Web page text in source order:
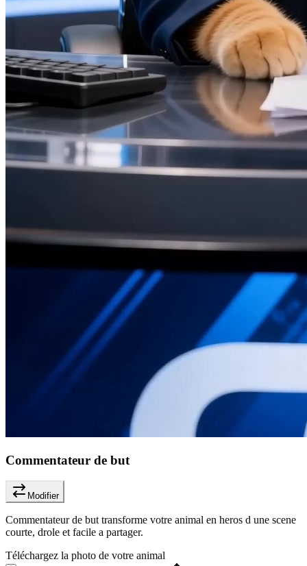
Commentateur de but
Modifier
Commentateur de but transforme votre animal en heros d une scene
courte, drole et facile a partager.
Téléchargez la photo de votre animal